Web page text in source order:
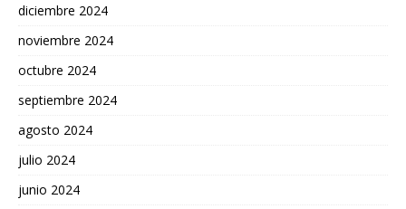
diciembre 2024
noviembre 2024
octubre 2024
septiembre 2024
agosto 2024
julio 2024
junio 2024